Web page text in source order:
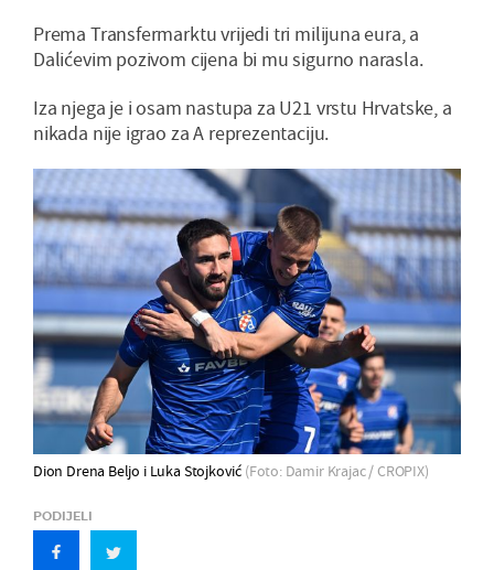
Prema Transfermarktu vrijedi tri milijuna eura, a
Dalićevim pozivom cijena bi mu sigurno narasla.
Iza njega je i osam nastupa za U21 vrstu Hrvatske, a
nikada nije igrao za A reprezentaciju.
Dion Drena Beljo i Luka Stojković (Foto: Damir Krajac / CROPIX)
PODIJELI